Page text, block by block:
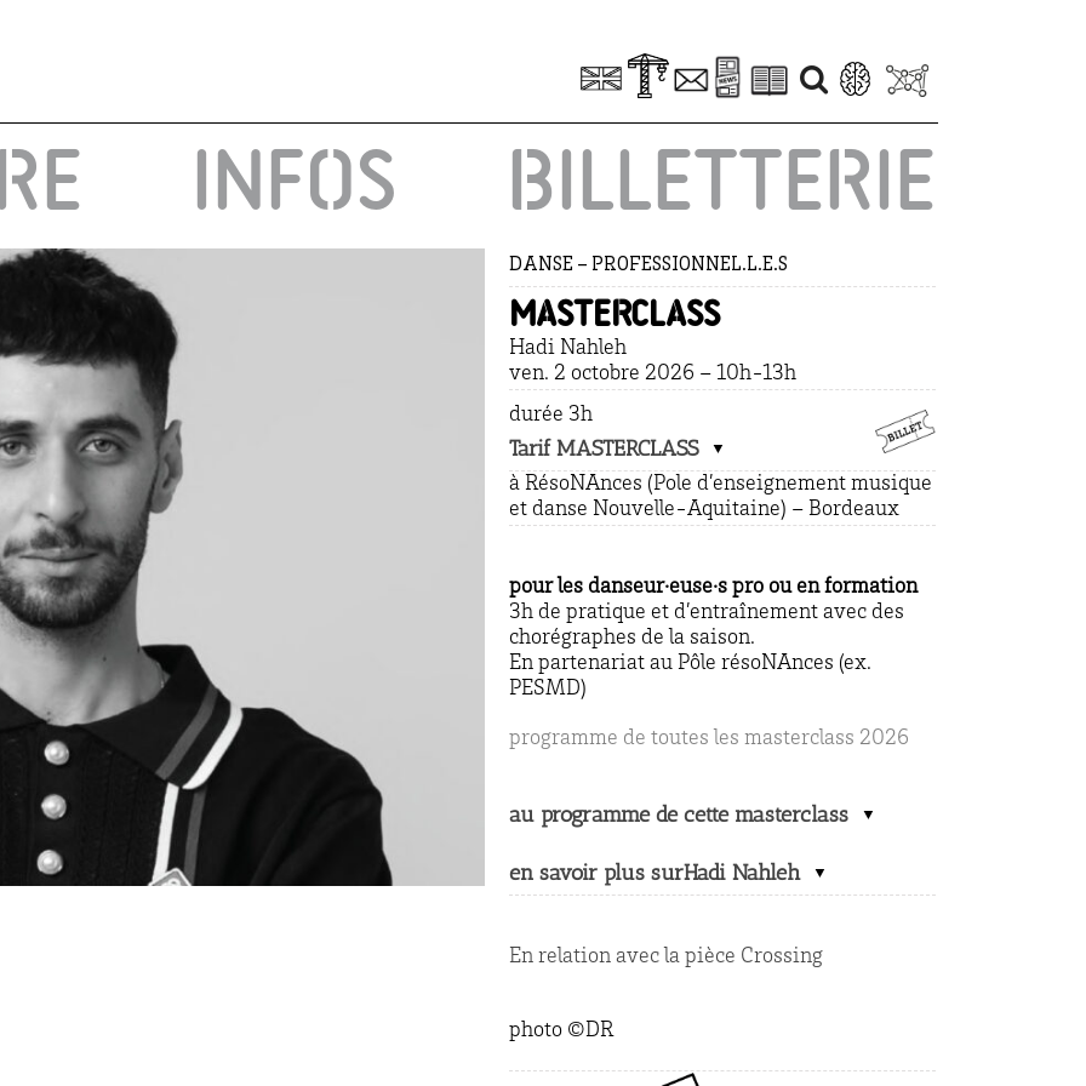
INFOS BILLETTERIE
DANSE – PROFESSIONNEL.L.E.S
masterclass
Hadi Nahleh
ven. 2 octobre 2026 – 10h-13h
durée 3h
Tarif MASTERCLASS
à RésoNAnces (Pole d’enseignement musique
et danse Nouvelle-Aquitaine) – Bordeaux
pour les danseur·euse·s pro ou en formation
3h de pratique et d’entraînement avec des
chorégraphes de la saison.
En partenariat au Pôle résoNAnces (ex.
PESMD)
programme de toutes les masterclass 2026
au programme de cette masterclass
en savoir plus surHadi Nahleh
En relation avec la pièce Crossing
photo ©DR